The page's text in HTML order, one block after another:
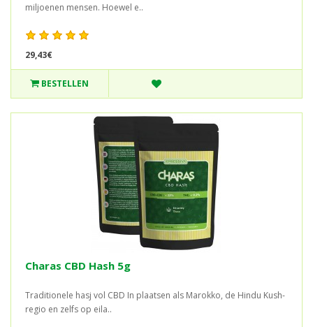
miljoenen mensen. Hoewel e..
29,43€
BESTELLEN
Charas CBD Hash 5g
Traditionele hasj vol CBD In plaatsen als Marokko, de Hindu Kush-
regio en zelfs op eila..